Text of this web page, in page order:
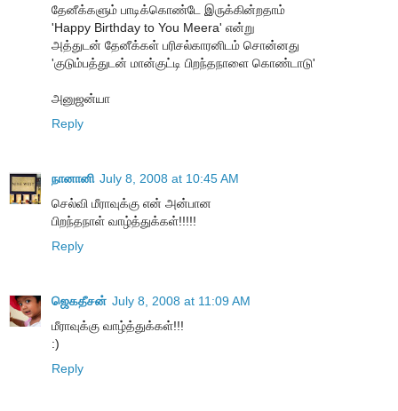
தேனீக்களும் பாடிக்கொண்டே இருக்கின்றதாம்
'Happy Birthday to You Meera' என்று
அத்துடன் தேனீக்கள் பரிசல்காரனிடம் சொன்னது
'குடும்பத்துடன் மான்குட்டி பிறந்தநாளை கொண்டாடு'
அனுஜன்யா
Reply
நானானி July 8, 2008 at 10:45 AM
செல்வி மீராவுக்கு என் அன்பான
பிறந்தநாள் வாழ்த்துக்கள்!!!!!
Reply
ஜெகதீசன் July 8, 2008 at 11:09 AM
மீராவுக்கு வாழ்த்துக்கள்!!!
:)
Reply